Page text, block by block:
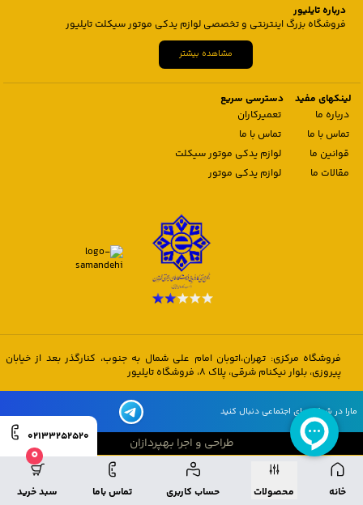
خانه محصولات حساب کاربری تماس باما
0
سبد خرید
02133252520
درباره تایلیور
فروشگاه بزرگ اینترنتی و تخصصی لوازم یدکی موتور سیکلت تایلیور
مشاهده بیشتر
لینکهای مفید
درباره ما
تماس با ما
قوانین ما
مقالات ما
دسترسی سریع
تعمیرکاران
تماس با ما
لوازم یدکی موتور سیکلت
لوازم یدکی موتور
فروشگاه مرکزی: تهران،اتوبان امام علی شمال به جنوب، کنارگذر بعد از خیابان
پیروزی، بلوار نیکنام شرقی، پلاک 8، فروشگاه تایلیور
مارا در شبکه های اجتماعی دنبال کنید
طراحی و اجرا بهپردازان
طراحی و اجرا بهپردازان